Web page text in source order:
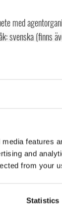
features
and
from your
Statistics
med
svenska (finns
oss för vidare